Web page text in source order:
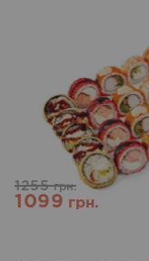
1255грн.
1099грн.